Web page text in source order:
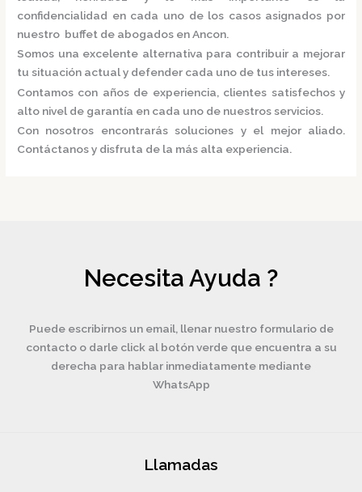
confidencialidad en cada uno de los casos asignados por
nuestro buffet de abogados en Ancon.
Somos una excelente alternativa para contribuir a mejorar
tu situación actual y defender cada uno de tus intereses.
Contamos con años de experiencia, clientes satisfechos y
alto nivel de garantía en cada uno de nuestros servicios.
Con nosotros encontrarás soluciones y el mejor aliado.
Contáctanos y disfruta de la más alta experiencia.
Necesita Ayuda ?
Puede escribirnos un email, llenar nuestro formulario de
contacto o darle click al botón verde que encuentra a su
derecha para hablar inmediatamente mediante
WhatsApp
Llamadas